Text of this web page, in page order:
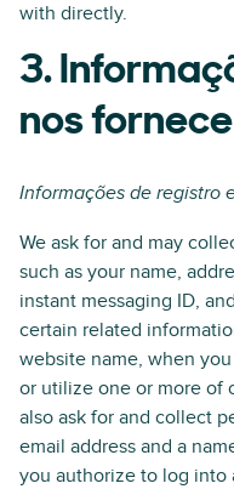
with directly.
3.
nos fornece
Informações de registro
We ask for and may
such as your name,
instant messaging ID,
certain related
website name, when
or utilize one or more of
also ask for and collect
email address and a
you authorize to log into